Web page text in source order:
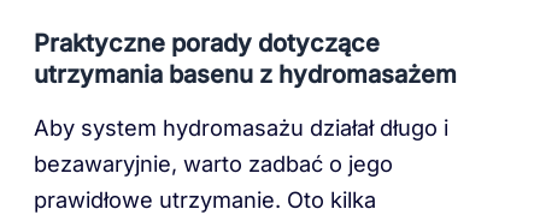
Praktyczne porady dotyczące
utrzymania basenu z hydromasażem
Aby system hydromasażu działał długo i
bezawaryjnie, warto zadbać o jego
prawidłowe utrzymanie. Oto kilka